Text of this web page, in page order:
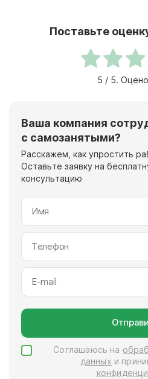
Поставьте
5 / 5.
Ваша компания
с самозанятыми?
Расскажем, как упростить
Оставьте заявку на
консультацию
Соглашаюсь на
данных и